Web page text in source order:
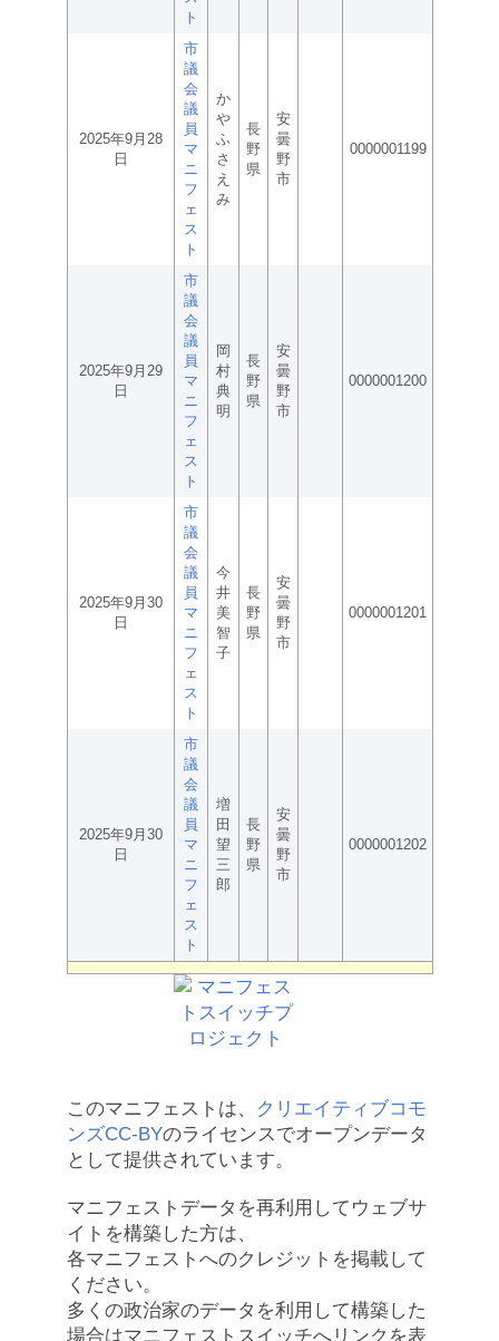
ト
2025年9月28
日
市
議
会
議
員
マ
ニ
フ
ェ
ス
ト
か
や
ふ
さ
え
み
長
野
県
安
曇
野
市
0000001199
2025年9月29
日
市
議
会
議
員
マ
ニ
フ
ェ
ス
ト
岡
村
典
明
長
野
県
安
曇
野
市
0000001200
2025年9月30
日
市
議
会
議
員
マ
ニ
フ
ェ
ス
ト
今
井
美
智
子
長
野
県
安
曇
野
市
0000001201
2025年9月30
日
市
議
会
議
員
マ
ニ
フ
ェ
ス
ト
増
田
望
三
郎
長
野
県
安
曇
野
市
0000001202
このマニフェストは、
クリエイティブコモ
ンズCC-BYのライセンスでオープンデータ
として提供されています。
マニフェストデータを再利用してウェブサ
イトを構築した方は、
各マニフェストへのクレジットを掲載して
ください。
多くの政治家のデータを利用して構築した
場合はマニフェストスイッチへリンクを表